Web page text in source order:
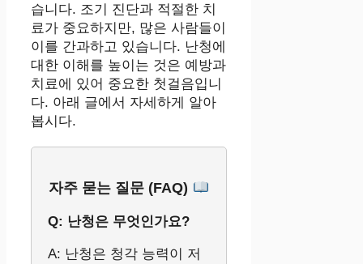
습니다. 조기 진단과 적절한 치
료가 중요하지만, 많은 사람들이
이를 간과하고 있습니다. 난청에
대한 이해를 높이는 것은 예방과
치료에 있어 중요한 첫걸음입니
다. 아래 글에서 자세하게 알아
봅시다.
자주 묻는 질문 (FAQ)
Q: 난청은 무엇인가요?
A: 난청은 청각 능력이 저